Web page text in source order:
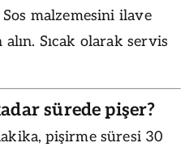
Sos malzemesini ilave
Sıcak olarak servis
sürede pişer?
pişirme süresi 30